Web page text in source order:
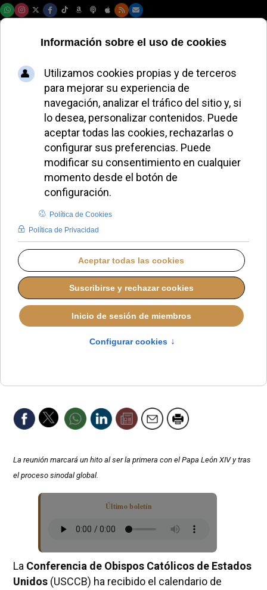
Los obispos de
EE.UU. se reunirán
con León XIV en
Roma en 2027
JOSÉ GARCÍA AMÉRICA DEL NORTE
La reunión marcará un hito al ser la primera con el Papa León XIV y tras
el proceso sinodal global.
Último boletín
La Conferencia de Obispos Católicos de Estados
Unidos(USCCB) ha recibido el calendario de